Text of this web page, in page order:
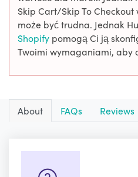
Skip Cart/Skip To
może być trudna. Jednak
Shopify pomogą Ci ją
Twoimi wymaganiami, aby
About FAQs Reviews